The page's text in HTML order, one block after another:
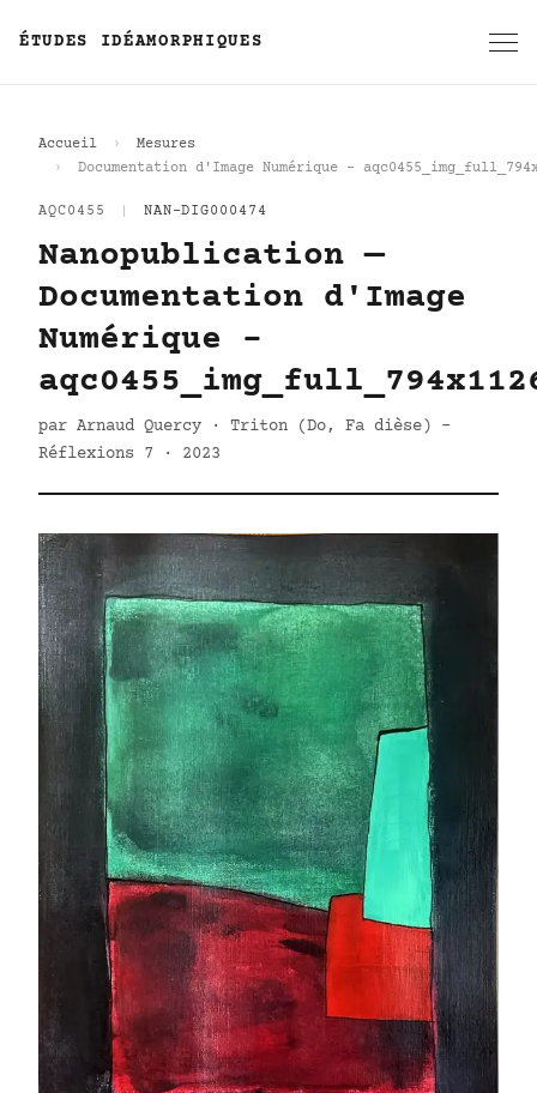
ÉTUDES IDÉAMORPHIQUES
Accueil
Mesures
Documentation d'Image Numérique -
AQC0455 NAN-DIG000474
Nanopublication —
Documentation d'Image
Numérique -
par Arnaud Quercy · Triton (Do, Fa dièse) -
Réflexions 7 · 2023